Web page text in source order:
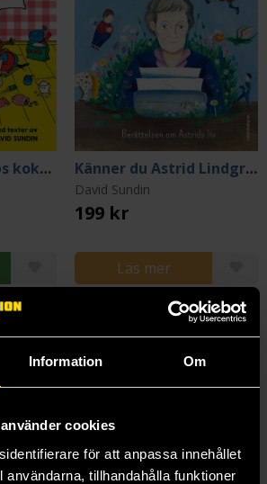
Information Om
cookies
för att anpassa innehållet
användarna, tillhandahålla funktioner
Pippi Långstrumps kokbok Känner du Astrid Lindgren? Berättelsen om Astrids liv
David Sundin
199 kr
Läs mer